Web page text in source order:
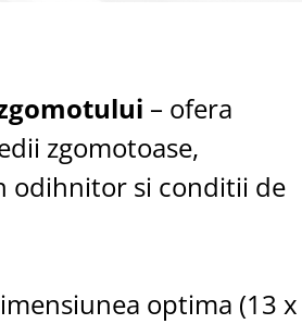
– ofera
zgomotoase,
odihnitor si conditii de
optima (13 x